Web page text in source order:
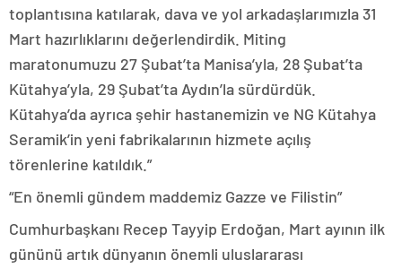
toplantısına katılarak, dava ve yol arkadaşlarımızla 31
Mart hazırlıklarını değerlendirdik. Miting
maratonumuzu 27 Şubat’ta Manisa’yla, 28 Şubat’ta
Kütahya’yla, 29 Şubat’ta Aydın’la sürdürdük.
Kütahya’da ayrıca şehir hastanemizin ve NG Kütahya
Seramik’in yeni fabrikalarının hizmete açılış
törenlerine katıldık.”
“En önemli gündem maddemiz Gazze ve Filistin”
Cumhurbaşkanı Recep Tayyip Erdoğan, Mart ayının ilk
gününü artık dünyanın önemli uluslararası